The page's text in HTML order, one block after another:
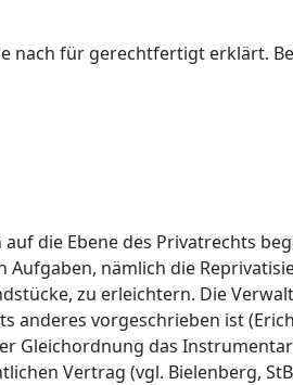
nach für gerechtfertigt erklärt.
die Ebene des Privatrechts
nämlich die
zu erleichtern. Die
vorgeschrieben ist
Gleichordnung das
Vertrag (vgl. Bielenberg,